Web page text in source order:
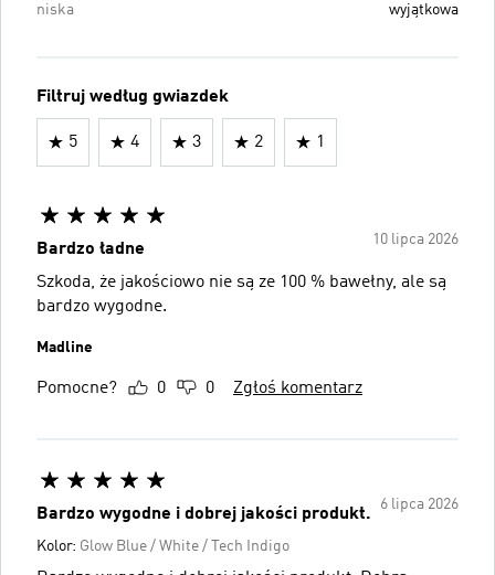
niska wyjątkowa
Filtruj według gwiazdek
5 4 3 2 1
10 lipca 2026
Bardzo ładne
Szkoda, że jakościowo nie są ze 100 % bawełny, ale są
bardzo wygodne.
Madline
Pomocne? 0 0 Zgłoś komentarz
6 lipca 2026
Bardzo wygodne i dobrej jakości produkt.
Kolor: Glow Blue / White / Tech Indigo